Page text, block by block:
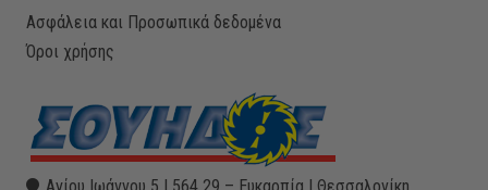
Ασφάλεια και Προσωπικά δεδομένα
Όροι χρήσης